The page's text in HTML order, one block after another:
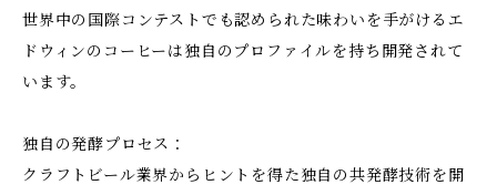
世界中の国際コンテストでも認められた味わいを手がけるエ
ドウィンのコーヒーは独自のプロファイルを持ち開発されて
います。
独自の発酵プロセス：
クラフトビール業界からヒントを得た独自の共発酵技術を開